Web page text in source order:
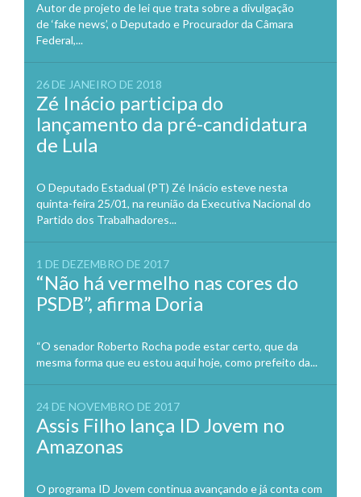
Autor de projeto de lei que trata sobre a divulgação
de ‘fake news’, o Deputado e Procurador da Câmara
Federal,...
26 DE JANEIRO DE 2018
Zé Inácio participa do
lançamento da pré-candidatura
de Lula
O Deputado Estadual (PT) Zé Inácio esteve nesta
quinta-feira 25/01, na reunião da Executiva Nacional do
Partido dos Trabalhadores...
1 DE DEZEMBRO DE 2017
“Não há vermelho nas cores do
PSDB”, afirma Doria
“O senador Roberto Rocha pode estar certo, que da
mesma forma que eu estou aqui hoje, como prefeito da...
24 DE NOVEMBRO DE 2017
Assis Filho lança ID Jovem no
Amazonas
O programa ID Jovem continua avançando e já conta com